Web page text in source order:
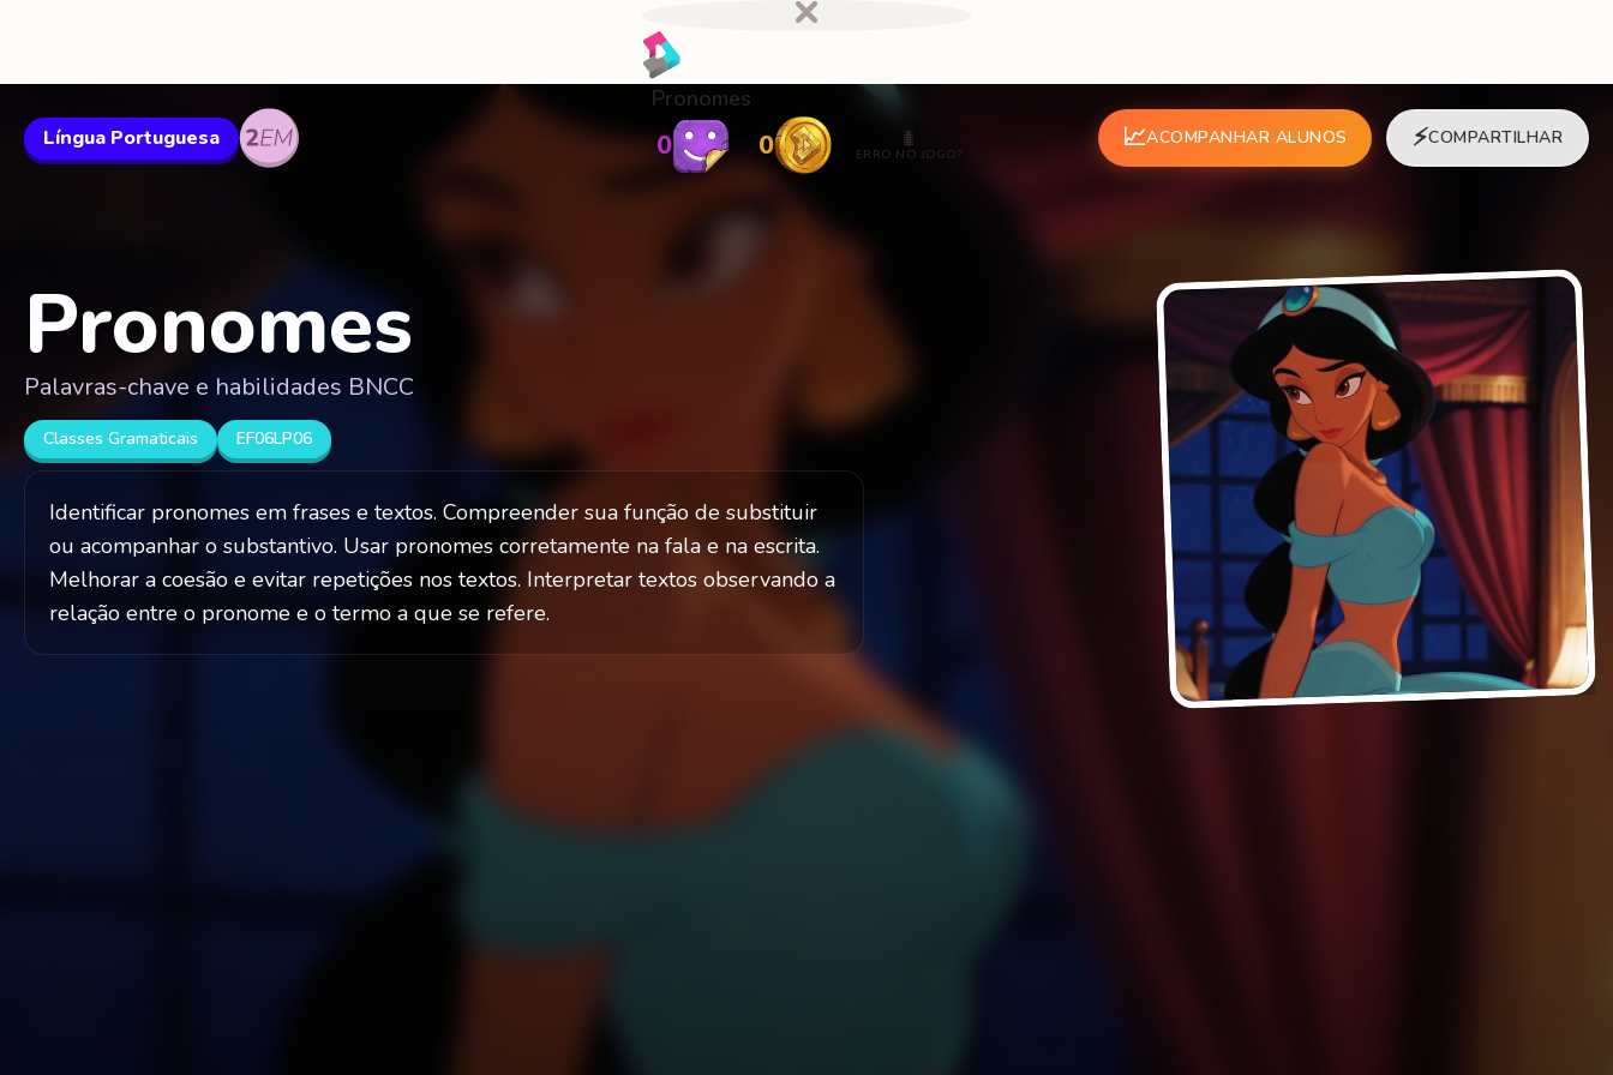
Pronomes
0 0 🐛
ERRO NO JOGO?
Língua Portuguesa 📈ACOMPANHAR ALUNOS ⚡COMPARTILHAR
Pronomes
Palavras-chave e habilidades BNCC
Classes Gramaticais EF06LP06
Identificar pronomes em frases e textos. Compreender sua função de substituir
ou acompanhar o substantivo. Usar pronomes corretamente na fala e na escrita.
Melhorar a coesão e evitar repetições nos textos. Interpretar textos observando a
relação entre o pronome e o termo a que se refere.